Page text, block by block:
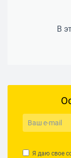
В
Я даю свое